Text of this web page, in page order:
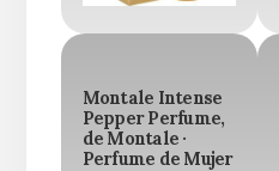
Montale Intense
Pepper Perfume,
de Montale ·
Perfume de Mujer